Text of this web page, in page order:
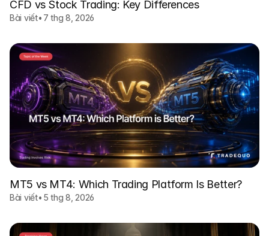
CFD vs Stock Trading: Key Differences
Bài viết• 7 thg 8, 2026
MT5 vs MT4: Which Trading Platform Is Better?
Bài viết• 5 thg 8, 2026